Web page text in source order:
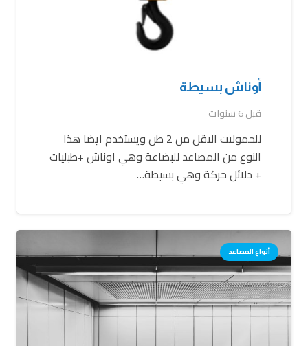
أوناش بسيطة
قبل 6 سنوات
للحمولات الاقل من 2 طن ويستخدم ايضا هذا
النوع من المصاعد للبضاعة وهي اوناش +طبليات
+ دلائل حركة وهي بسيطة…
أنواع المصاعد